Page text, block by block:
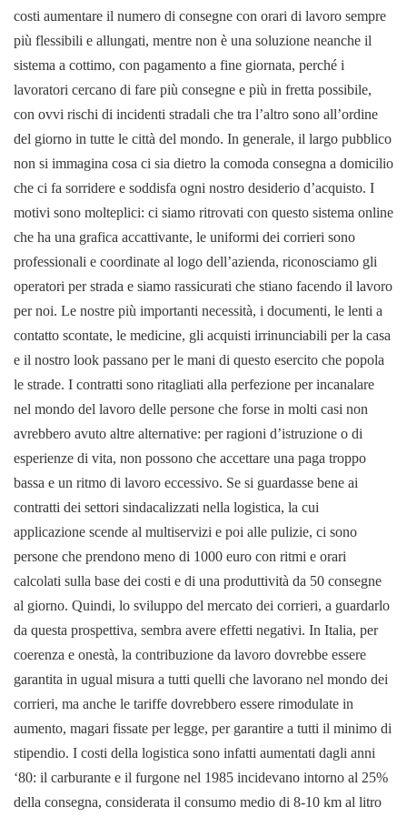
costi aumentare il numero di consegne con orari di lavoro sempre
più flessibili e allungati, mentre non è una soluzione neanche il
sistema a cottimo, con pagamento a fine giornata, perché i
lavoratori cercano di fare più consegne e più in fretta possibile,
con ovvi rischi di incidenti stradali che tra l’altro sono all’ordine
del giorno in tutte le città del mondo. In generale, il largo pubblico
non si immagina cosa ci sia dietro la comoda consegna a domicilio
che ci fa sorridere e soddisfa ogni nostro desiderio d’acquisto. I
motivi sono molteplici: ci siamo ritrovati con questo sistema online
che ha una grafica accattivante, le uniformi dei corrieri sono
professionali e coordinate al logo dell’azienda, riconosciamo gli
operatori per strada e siamo rassicurati che stiano facendo il lavoro
per noi. Le nostre più importanti necessità, i documenti, le lenti a
contatto scontate, le medicine, gli acquisti irrinunciabili per la casa
e il nostro look passano per le mani di questo esercito che popola
le strade. I contratti sono ritagliati alla perfezione per incanalare
nel mondo del lavoro delle persone che forse in molti casi non
avrebbero avuto altre alternative: per ragioni d’istruzione o di
esperienze di vita, non possono che accettare una paga troppo
bassa e un ritmo di lavoro eccessivo. Se si guardasse bene ai
contratti dei settori sindacalizzati nella logistica, la cui
applicazione scende al multiservizi e poi alle pulizie, ci sono
persone che prendono meno di 1000 euro con ritmi e orari
calcolati sulla base dei costi e di una produttività da 50 consegne
al giorno. Quindi, lo sviluppo del mercato dei corrieri, a guardarlo
da questa prospettiva, sembra avere effetti negativi. In Italia, per
coerenza e onestà, la contribuzione da lavoro dovrebbe essere
garantita in ugual misura a tutti quelli che lavorano nel mondo dei
corrieri, ma anche le tariffe dovrebbero essere rimodulate in
aumento, magari fissate per legge, per garantire a tutti il minimo di
stipendio. I costi della logistica sono infatti aumentati dagli anni
‘80: il carburante e il furgone nel 1985 incidevano intorno al 25%
della consegna, considerata il consumo medio di 8-10 km al litro